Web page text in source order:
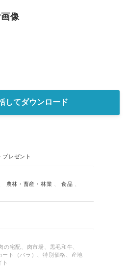
像
してダウンロード
プレゼント
農林・畜産・林業 、食品
の宅配、肉市場、黒毛和牛、
ート（バラ）、特別価格、産地
ト